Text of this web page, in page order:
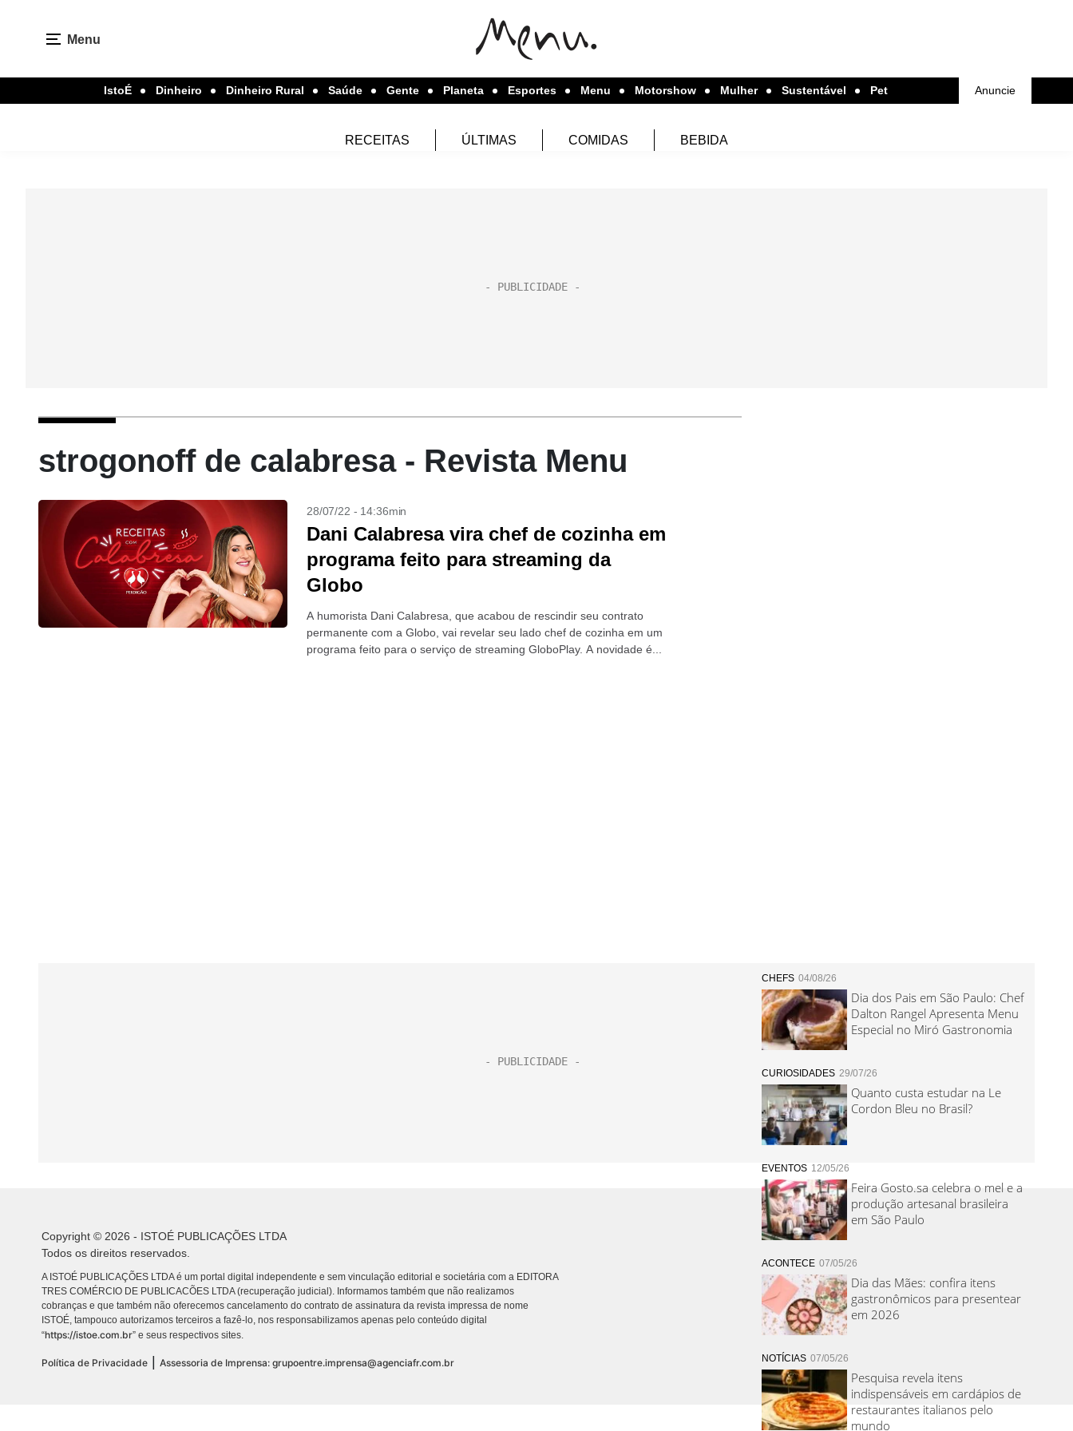
Menu
IstoÉ Dinheiro Dinheiro Rural Saúde Gente Planeta Esportes Menu Motorshow Mulher Sustentável Pet Anuncie
RECEITAS ÚLTIMAS COMIDAS BEBIDA
strogonoff de calabresa - Revista Menu
28/07/22 - 14:36min
Dani Calabresa vira chef de cozinha em
programa feito para streaming da
Globo
A humorista Dani Calabresa, que acabou de rescindir seu contrato
permanente com a Globo, vai revelar seu lado chef de cozinha em um
programa feito para o serviço de streaming GloboPlay. A novidade é...
CHEFS 04/08/26
Dia dos Pais em São Paulo: Chef
Dalton Rangel Apresenta Menu
Especial no Miró Gastronomia
CURIOSIDADES 29/07/26
Quanto custa estudar na Le
Cordon Bleu no Brasil?
EVENTOS 12/05/26
Feira Gosto.sa celebra o mel e a
produção artesanal brasileira
em São Paulo
ACONTECE 07/05/26
Dia das Mães: confira itens
gastronômicos para presentear
em 2026
NOTÍCIAS 07/05/26
Pesquisa revela itens
indispensáveis em cardápios de
restaurantes italianos pelo
mundo
Copyright © 2026 - ISTOÉ PUBLICAÇÕES LTDA
Todos os direitos reservados.
A ISTOÉ PUBLICAÇÕES LTDA é um portal digital independente e sem vinculação editorial e societária com a EDITORA
TRES COMÉRCIO DE PUBLICACÕES LTDA (recuperação judicial). Informamos também que não realizamos
cobranças e que também não oferecemos cancelamento do contrato de assinatura da revista impressa de nome
ISTOÉ, tampouco autorizamos terceiros a fazê-lo, nos responsabilizamos apenas pelo conteúdo digital
“https://istoe.com.br” e seus respectivos sites.
Política de Privacidade Assessoria de Imprensa: grupoentre.imprensa@agenciafr.com.br